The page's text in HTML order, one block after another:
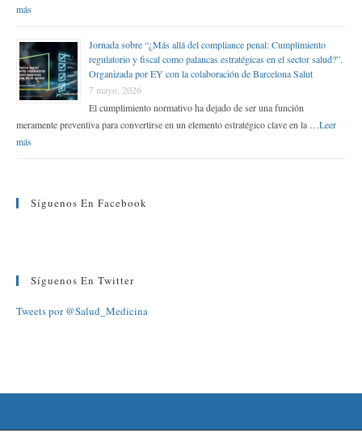
más
Jornada sobre “¿Más allá del compliance penal: Cumplimiento
regulatorio y fiscal como palancas estratégicas en el sector salud?”.
Organizada por EY con la colaboración de Barcelona Salut
7 mayo, 2026
El cumplimiento normativo ha dejado de ser una función
meramente preventiva para convertirse en un elemento estratégico clave en la … Leer
más
Síguenos En Facebook
Síguenos En Twitter
Tweets por @Salud_Medicina